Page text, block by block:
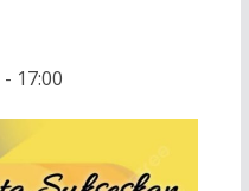
- 17:00